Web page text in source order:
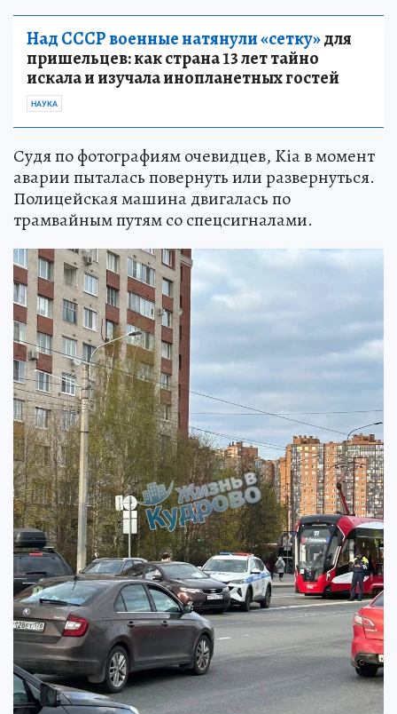
Над СССР военные натянули «сетку»для
пришельцев: как страна 13 лет тайно
искала и изучала инопланетных гостей
НАУКА
Судя по фотографиям очевидцев, Kia в момент
аварии пыталась повернуть или развернуться.
Полицейская машина двигалась по
трамвайным путям со спецсигналами.